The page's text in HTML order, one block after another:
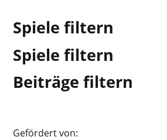
Spiele filtern
Spiele filtern
Beiträge filtern
Gefördert von: